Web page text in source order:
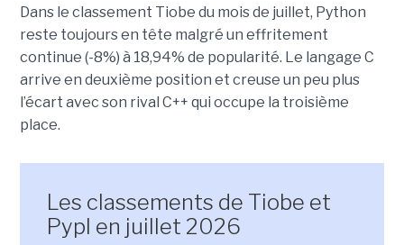
Dans le classement Tiobe du mois de juillet, Python
reste toujours en tête malgré un effritement
continue (-8%) à 18,94% de popularité. Le langage C
arrive en deuxième position et creuse un peu plus
l’écart avec son rival C++ qui occupe la troisième
place.
Les classements de Tiobe et
Pypl en juillet 2026